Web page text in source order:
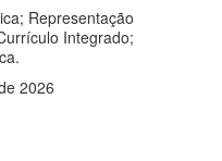
Representação
Integrado;
2026